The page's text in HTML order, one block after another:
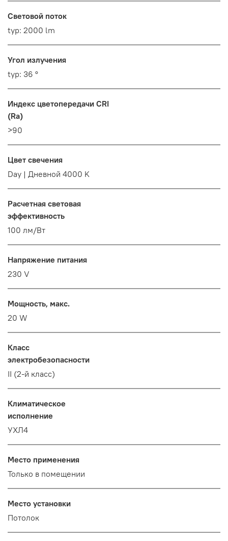
Световой поток
typ: 2000 lm
Угол излучения
typ: 36 °
Индекс цветопередачи CRI
(Ra)
>90
Цвет свечения
Day | Дневной 4000 K
Расчетная световая
эффективность
100 лм/Вт
Напряжение питания
230 V
Мощность, макс.
20 W
Класс
электробезопасности
II (2-й класс)
Климатическое
исполнение
УХЛ4
Место применения
Только в помещении
Место установки
Потолок